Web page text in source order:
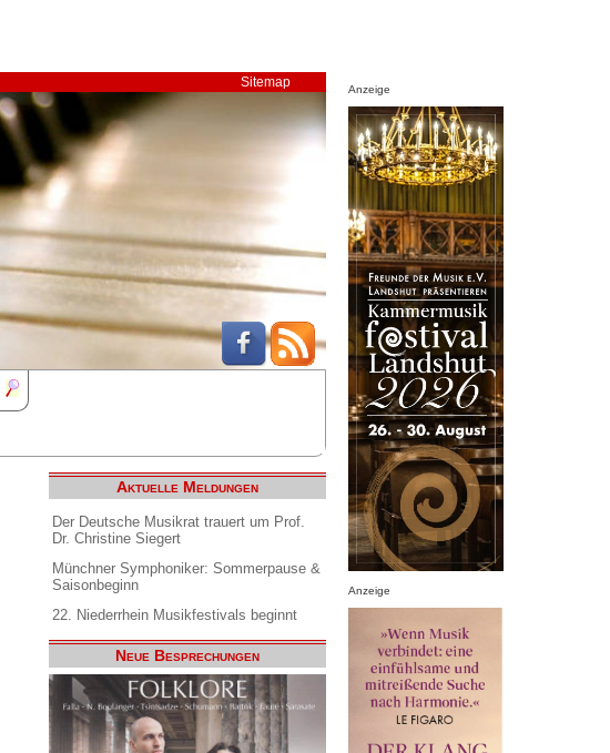
Sitemap
Aktuelle Meldungen
Der Deutsche Musikrat trauert um Prof.
Dr. Christine Siegert
Münchner Symphoniker: Sommerpause &
Saisonbeginn
22. Niederrhein Musikfestivals beginnt
Neue Besprechungen
Anzeige
Anzeige